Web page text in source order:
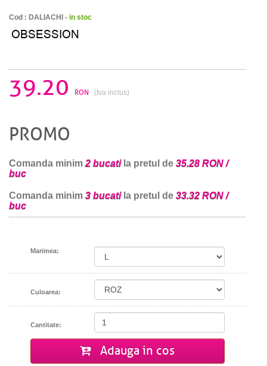
Cod : DALIACHI - in stoc
39.20 RON (tva inclus)
PROMO
Comanda minim 2 bucatila pretul de 35.28 RON /
buc
Comanda minim 3 bucatila pretul de 33.32 RON /
buc
Marimea:
Culoarea:
Cantitate:
Adauga in cos